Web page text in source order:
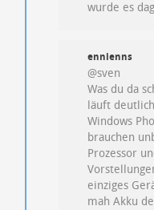
wurde es
ennienns
@sven
Was du da
läuft
Windows
brauchen
Prozessor
einziges
mah Akku